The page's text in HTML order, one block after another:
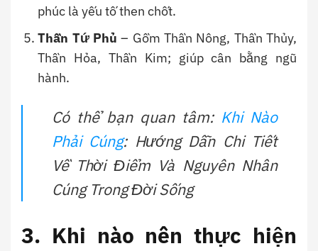
phúc là yếu tố then chốt.
Thần Tứ Phủ – Gồm Thần Nông, Thần Thủy,
Thần Hỏa, Thần Kim; giúp cân bằng ngũ
hành.
Có thể bạn quan tâm: Khi Nào
Phải Cúng: Hướng Dẫn Chi Tiết
Về Thời Điểm Và Nguyên Nhân
Cúng Trong Đời Sống
3. Khi nào nên thực hiện